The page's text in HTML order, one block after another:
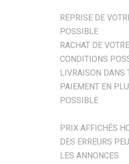
REPRISE DE
POSSIBLE
RACHAT DE
CONDITIONS
LIVRAISON DANS
PAIEMENT EN
POSSIBLE
PRIX AFFICHÉS
DES ERREURS
LES ANNONCES